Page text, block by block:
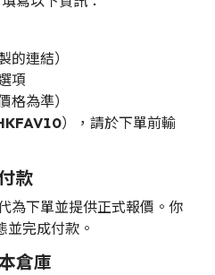
的連結）
項
格為準）
），請於下單前輸
款
為下單並提供正式報價。你
並完成付款。
倉庫